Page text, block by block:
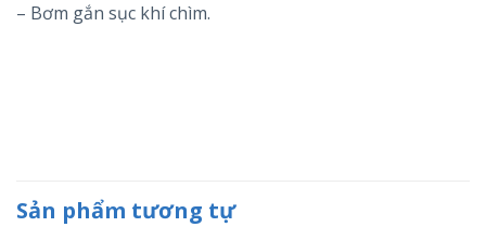
– Bơm gắn sục khí chìm.
Sản phẩm tương tự